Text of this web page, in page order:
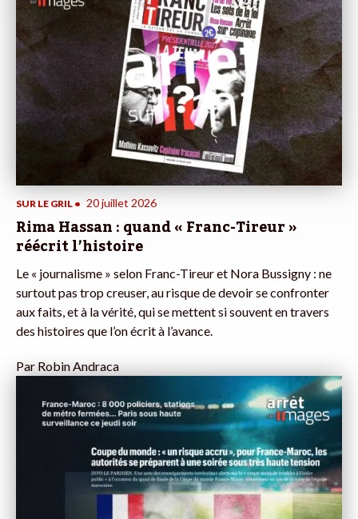
SUR LE GRIL • 20 juillet 2026
Rima Hassan : quand « Franc-Tireur »
réécrit l’histoire
Le « journalisme » selon Franc-Tireur et Nora Bussigny : ne
surtout pas trop creuser, au risque de devoir se confronter
aux faits, et à la vérité, qui se mettent si souvent en travers
des histoires que l’on écrit à l’avance.
Par Robin Andraca